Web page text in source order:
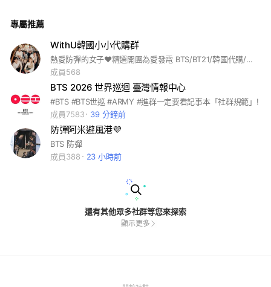
專屬推薦
WithU韓國小小代購群
熱愛防彈的女子♥︎精選開團為愛發電 BTS/BT21/韓國代購/日本代購 代收代辦會員/韓星同款 ☺︎入群先看記事本🩶退出後無法再進入
成員568
BTS 2026 世界巡迴 臺灣情報中心
#BTS #BTS世巡 #ARMY #進群一定要看記事本「社群規範」!
成員7583
39 分鐘前
防彈阿米避風港💜
BTS 防彈
成員388
23 小時前
還有其他眾多社群等您來探索
顯示更多